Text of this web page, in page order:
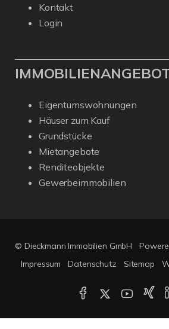
Kontakt
Login
Eigentumswohnungen
Häuser zum Kauf
Grundstücke
Mietangebote
Renditeobjekte
Gewerbeimmobilien
© Dieckmann Immobilien GmbH
Impressum
Datenschutz Sitemap